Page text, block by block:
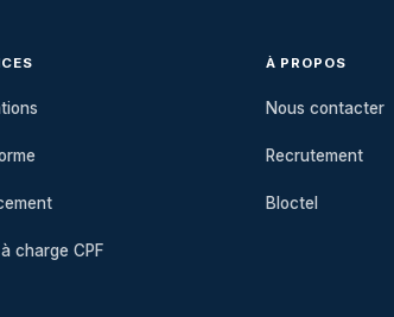
charge CPF
À PROPOS
Nous contacter
Recrutement
Bloctel